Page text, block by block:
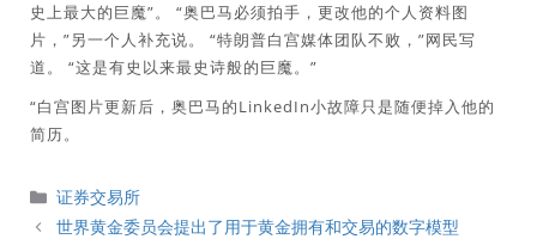
史上最大的巨魔”。 “奥巴马必须拍手，更改他的个人资料图
片，”另一个人补充说。 “特朗普白宫媒体团队不败，”网民写
道。 “这是有史以来最史诗般的巨魔。”
“白宫图片更新后，奥巴马的LinkedIn小故障只是随便掉入他的
简历。
分
類
证券交易所
世界黄金委员会提出了用于黄金拥有和交易的数字模型